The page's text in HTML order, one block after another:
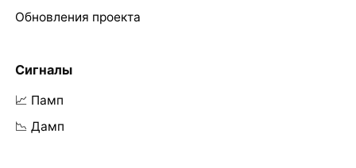
Обновления проекта
Сигналы
📈 Памп
📉 Дамп